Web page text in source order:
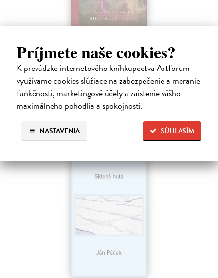
Príjmete naše cookies?
K prevádzke internetového kníhkupectva Artforum
využívame cookies slúžiace na zabezpečenie a meranie
funkčnosti, marketingové účely a zaistenie vášho
maximálneho pohodlia a spokojnosti.
SÚHLASÍM
NASTAVENIA
Válek Miroslav| Kniha
HRANICA MEDZI NÁDEJOU A SEBAKLAMOM
SLOVENSKÉHO KLASIKA. Nemýlia sa tí, ktorí v básnikovi
Miroslavovi Válkovi (1927 – 1991) vidia deziluzívneho analytika
ľudskej situácie.
Na sklade ?
34,90 € ?